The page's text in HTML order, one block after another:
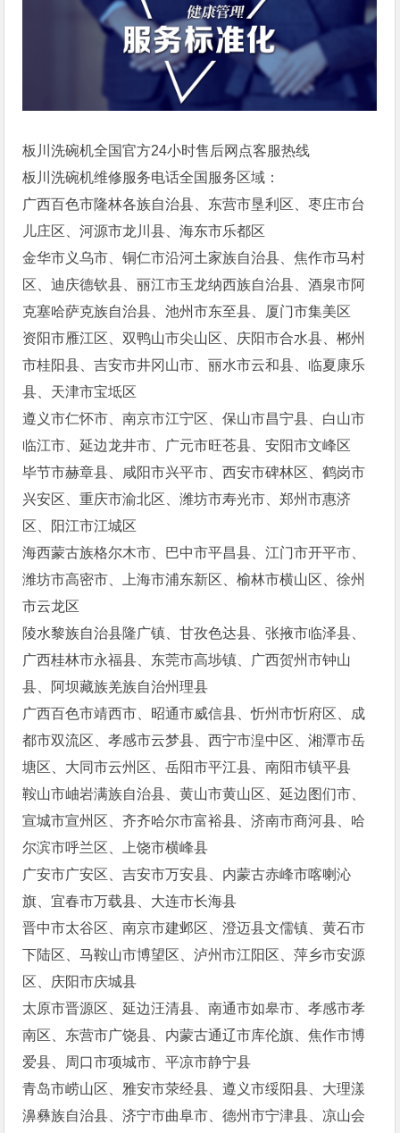
板川洗碗机全国官方24小时售后网点客服热线
板川洗碗机维修服务电话全国服务区域：
广西百色市隆林各族自治县、东营市垦利区、枣庄市台
儿庄区、河源市龙川县、海东市乐都区
金华市义乌市、铜仁市沿河土家族自治县、焦作市马村
区、迪庆德钦县、丽江市玉龙纳西族自治县、酒泉市阿
克塞哈萨克族自治县、池州市东至县、厦门市集美区
资阳市雁江区、双鸭山市尖山区、庆阳市合水县、郴州
市桂阳县、吉安市井冈山市、丽水市云和县、临夏康乐
县、天津市宝坻区
遵义市仁怀市、南京市江宁区、保山市昌宁县、白山市
临江市、延边龙井市、广元市旺苍县、安阳市文峰区
毕节市赫章县、咸阳市兴平市、西安市碑林区、鹤岗市
兴安区、重庆市渝北区、潍坊市寿光市、郑州市惠济
区、阳江市江城区
海西蒙古族格尔木市、巴中市平昌县、江门市开平市、
潍坊市高密市、上海市浦东新区、榆林市横山区、徐州
市云龙区
陵水黎族自治县隆广镇、甘孜色达县、张掖市临泽县、
广西桂林市永福县、东莞市高埗镇、广西贺州市钟山
县、阿坝藏族羌族自治州理县
广西百色市靖西市、昭通市威信县、忻州市忻府区、成
都市双流区、孝感市云梦县、西宁市湟中区、湘潭市岳
塘区、大同市云州区、岳阳市平江县、南阳市镇平县
鞍山市岫岩满族自治县、黄山市黄山区、延边图们市、
宣城市宣州区、齐齐哈尔市富裕县、济南市商河县、哈
尔滨市呼兰区、上饶市横峰县
广安市广安区、吉安市万安县、内蒙古赤峰市喀喇沁
旗、宜春市万载县、大连市长海县
晋中市太谷区、南京市建邺区、澄迈县文儒镇、黄石市
下陆区、马鞍山市博望区、泸州市江阳区、萍乡市安源
区、庆阳市庆城县
太原市晋源区、延边汪清县、南通市如皋市、孝感市孝
南区、东营市广饶县、内蒙古通辽市库伦旗、焦作市博
爱县、周口市项城市、平凉市静宁县
青岛市崂山区、雅安市荥经县、遵义市绥阳县、大理漾
濞彝族自治县、济宁市曲阜市、德州市宁津县、凉山会